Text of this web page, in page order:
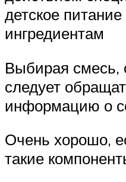
детское
ингредиентам
Выбирая смесь,
следует
информацию о
Очень хорошо,
такие